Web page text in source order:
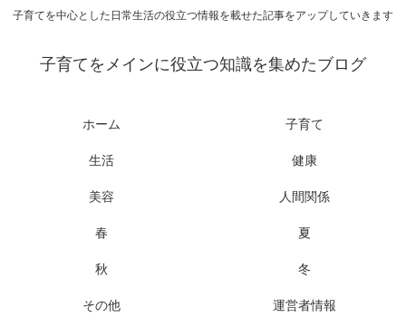
子育てを中心とした日常生活の役立つ情報を載せた記事をアップしていきます
子育てをメインに役立つ知識を集めたブログ
ホーム 子育て
生活 健康
美容 人間関係
春 夏
秋 冬
その他 運営者情報